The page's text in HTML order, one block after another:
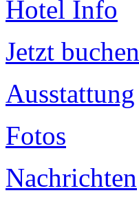
Hotel Info
Jetzt buchen
Ausstattung
Fotos
Nachrichten